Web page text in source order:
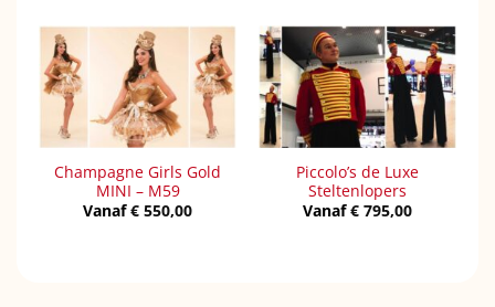
Champagne Girls Gold
MINI – M59
Vanaf€ 550,00
Piccolo’s de Luxe
Steltenlopers
Vanaf€ 795,00